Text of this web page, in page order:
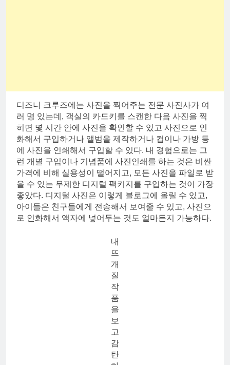
디즈니 크루즈에는 사진을 찍어주는 전문 사진사가 여
러 명 있는데, 객실의 카드키를 스캔한 다음 사진을 찍
히면 몇 시간 안에 사진을 확인할 수 있고 사진으로 인
화해서 구입하거나 앨범을 제작하거나 컵이나 가방 등
에 사진을 인쇄해서 구입할 수 있다. 내 경험으로는 그
런 개별 구입이나 기념품에 사진인쇄를 하는 것은 비싼
가격에 비해 실용성이 떨어지고, 모든 사진을 파일로 받
을 수 있는 무제한 디지털 팩키지를 구입하는 것이 가장
좋았다. 디지털 사진은 이렇게 블로그에 올릴 수 있고,
아이들은 친구들에게 전송해서 보여줄 수 있고, 사진으
로 인화해서 액자에 넣어두는 것도 얼마든지 가능하다.
내
뜨
개
질
작
품
을
보
고
감
탄